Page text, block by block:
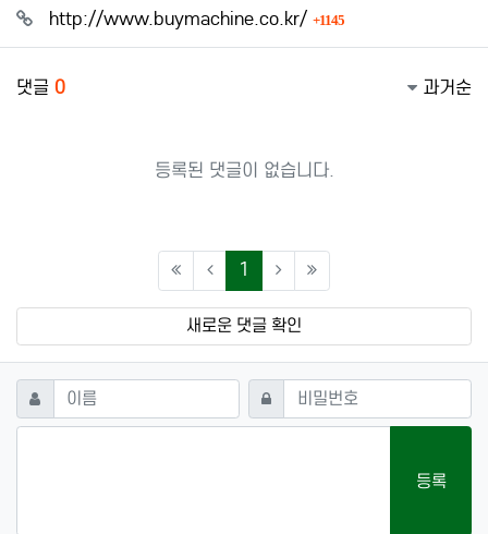
http://www.buymachine.co.kr/ 1145회 연결
댓글 0 과거순
등록된 댓글이 없습니다.
1 (current)
새로운 댓글 확인
댓글쓰기
이름 필수 비밀번호필수
등록